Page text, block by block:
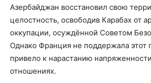
Азербайджан восстановил свою
целостность, освободив Карабах от
оккупации, осуждённой Советом
Однако Франция не поддержала этот
привело к нарастанию
отношениях.